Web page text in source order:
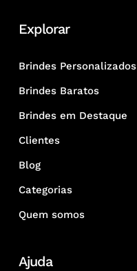
Explorar
Brindes Personalizados
Brindes Baratos
Brindes em Destaque
Clientes
Blog
Categorias
Quem somos
Ajuda